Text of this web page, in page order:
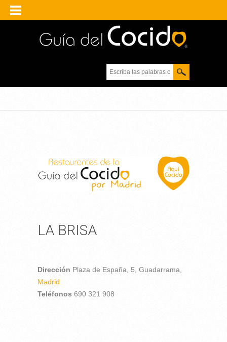
Escriba las palabras
clave.
LA BRISA
Dirección Plaza de España, 5, Guadarrama,
Madrid
Teléfonos 690 321 908